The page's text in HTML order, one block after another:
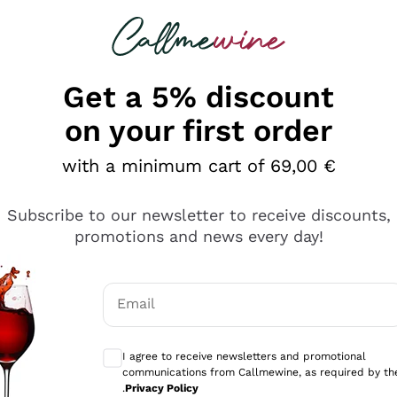
looking for
diversi e con un ampio range di prezzo. Le
Get a 5% discount
on your first order
with a minimum cart of 69,00 €
Subscribe to our newsletter to receive discounts,
promotions and news every day!
Email
I agree to receive newsletters and promotional
communications from Callmewine, as required by
.Privacy Policy